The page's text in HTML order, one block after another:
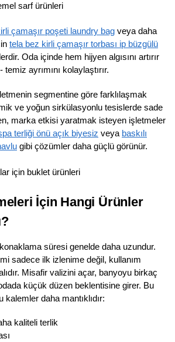
sarf ürünleri
çamaşır poşeti laundry bag veya daha
tela bez kirli çamaşır torbası ip büzgülü
Oda içinde hem hijyen algısını artırır
ayrımını kolaylaştırır.
segmentine göre farklılaşmak
ve yoğun sirkülasyonlu tesislerde sade
marka etkisi yaratmak isteyen işletmeler
terliği önü açık biyesiz veya baskılı
gibi çözümler daha güçlü görünür.
İçin Hangi Ürünler
süresi genelde daha uzundur.
sadece ilk izlenime değil, kullanım
Misafir valizini açar, banyoyu birkaç
küçük düzen beklentisine girer. Bu
daha mantıklıdır:
kaliteli terlik